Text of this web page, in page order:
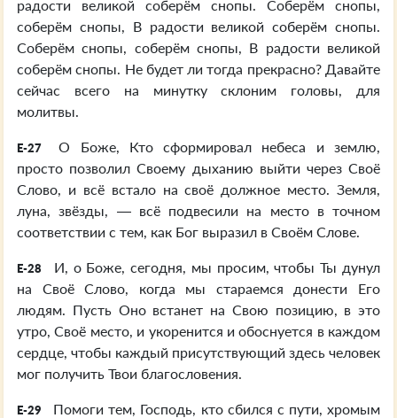
радости великой соберём снопы. Соберём снопы,
соберём снопы, В радости великой соберём снопы.
Соберём снопы, соберём снопы, В радости великой
соберём снопы. Не будет ли тогда прекрасно? Давайте
сейчас всего на минутку склоним головы, для
молитвы.
E-27
О Боже, Кто сформировал небеса и землю,
просто позволил Своему дыханию выйти через Своё
Слово, и всё встало на своё должное место. Земля,
луна, звёзды, — всё подвесили на место в точном
соответствии с тем, как Бог выразил в Своём Слове.
E-28
И, о Боже, сегодня, мы просим, чтобы Ты дунул
на Своё Слово, когда мы стараемся донести Его
людям. Пусть Оно встанет на Свою позицию, в это
утро, Своё место, и укоренится и обоснуется в каждом
сердце, чтобы каждый присутствующий здесь человек
мог получить Твои благословения.
E-29
Помоги тем, Господь, кто сбился с пути, хромым